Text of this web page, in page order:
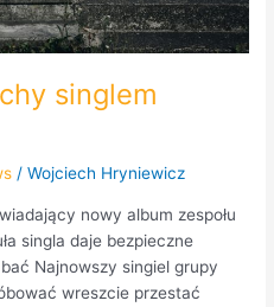
singlem
/Wojciech Hryniewicz
nowy album zespołu
singla daje bezpieczne
Najnowszy singiel grupy
wreszcie przestać